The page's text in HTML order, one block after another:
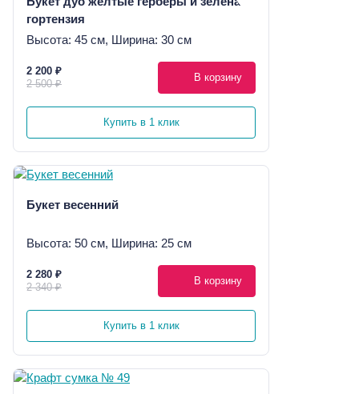
гортензия
Высота: 45 см, Ширина: 30 см
2 200 ₽
2 500 ₽
В корзину
Купить в 1 клик
Букет весенний
Высота: 50 см, Ширина: 25 см
2 280 ₽
2 340 ₽
В корзину
Купить в 1 клик